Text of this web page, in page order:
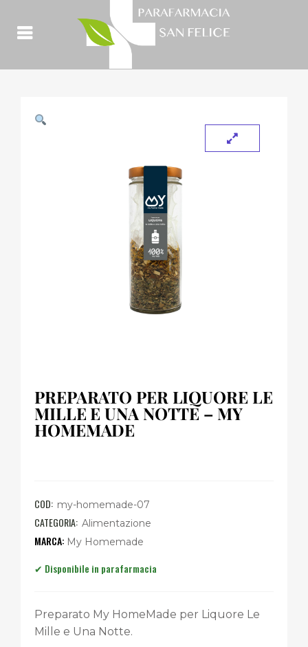
PREPARATO PER LIQUORE LE
MILLE E UNA NOTTE – MY
HOMEMADE
COD: my-homemade-07
CATEGORIA: Alimentazione
My Homemade
Preparato My HomeMade per Liquore Le
Mille e Una Notte.